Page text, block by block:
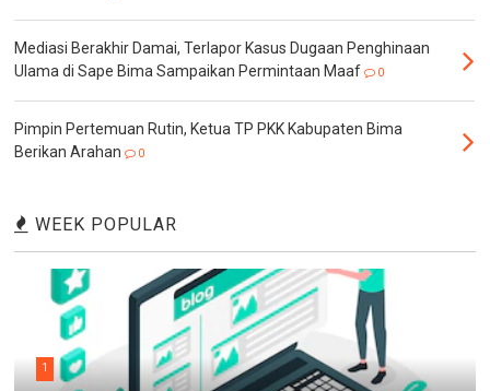
Mediasi Berakhir Damai, Terlapor Kasus Dugaan Penghinaan
Ulama di Sape Bima Sampaikan Permintaan Maaf
0
Pimpin Pertemuan Rutin, Ketua TP PKK Kabupaten Bima
Berikan Arahan
0
WEEK POPULAR
1